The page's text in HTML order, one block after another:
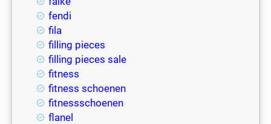
fendi
fila
filling pieces
filling pieces sale
fitness
fitness schoenen
fitnessschoenen
flanel